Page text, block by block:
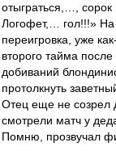
отыграться,…, сорок
Логофет,… гол!!!»
переигровка, уже
второго тайма
добиваний
протолкнуть
Отец еще не созрел
смотрели матч у
Помню, прозвучал